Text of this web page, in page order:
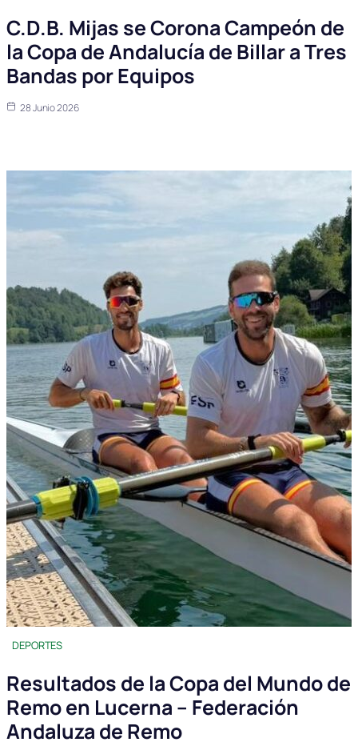
C.D.B. Mijas se Corona Campeón de
la Copa de Andalucía de Billar a Tres
Bandas por Equipos
28 Junio 2026
DEPORTES
Resultados de la Copa del Mundo de
Remo en Lucerna – Federación
Andaluza de Remo